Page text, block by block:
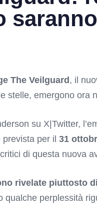
The Veilguard , il
stelle, emergono
su X|Twitter,
prevista per il 31
di questa nuova
rivelate piuttosto
qualche perplessità